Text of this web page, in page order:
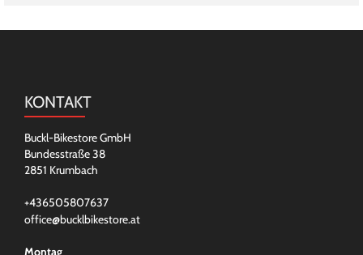
KONTAKT
Buckl-Bikestore GmbH
Bundesstraße 38
2851 Krumbach
+436505807637
office@bucklbikestore.at
Montag